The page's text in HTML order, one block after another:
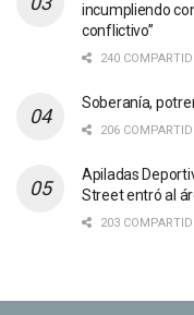
incumpliendo
conflictivo”
240
Soberanía,
206
Apiladas
Street entró al
203